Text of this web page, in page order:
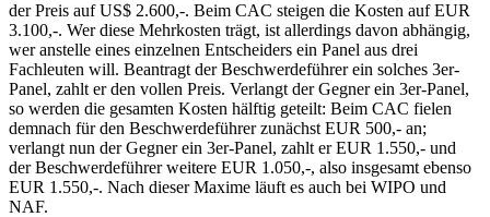
der Preis auf US$ 2.600,-. Beim CAC steigen die Kosten auf EUR
3.100,-. Wer diese Mehrkosten trägt, ist allerdings davon abhängig,
wer anstelle eines einzelnen Entscheiders ein Panel aus drei
Fachleuten will. Beantragt der Beschwerdeführer ein solches 3er-
Panel, zahlt er den vollen Preis. Verlangt der Gegner ein 3er-Panel,
so werden die gesamten Kosten hälftig geteilt: Beim CAC fielen
demnach für den Beschwerdeführer zunächst EUR 500,- an;
verlangt nun der Gegner ein 3er-Panel, zahlt er EUR 1.550,- und
der Beschwerdeführer weitere EUR 1.050,-, also insgesamt ebenso
EUR 1.550,-. Nach dieser Maxime läuft es auch bei WIPO und
NAF.